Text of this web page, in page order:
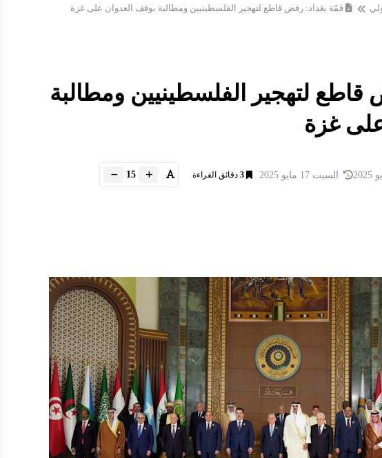
قمّة بغداد: رفض قاطع لتهجير الفلسطينيين ومطالبة بوقف العدوان على غزة
لتهجير الفلسطينيين ومطالبة
غزة
السبت 17 مايو 2025 3 دقائق القراءة 15